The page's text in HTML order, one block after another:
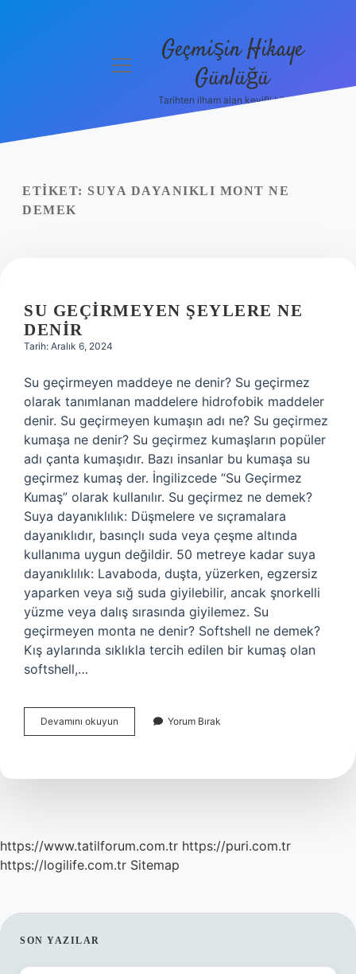
Yasal Uyarı
menüyü
Geçmişin Hikaye
Günlüğü
Tarihten ilham alan keyifli bilgiler!
ETIKET: SUYA DAYANIKLI MONT NE
DEMEK
SU GEÇIRMEYEN ŞEYLERE NE
DENIR
Tarih: Aralık 6, 2024
Su geçirmeyen maddeye ne denir? Su geçirmez
olarak tanımlanan maddelere hidrofobik maddeler
denir. Su geçirmeyen kumaşın adı ne? Su geçirmez
kumaşa ne denir? Su geçirmez kumaşların popüler
adı çanta kumaşıdır. Bazı insanlar bu kumaşa su
geçirmez kumaş der. İngilizcede “Su Geçirmez
Kumaş” olarak kullanılır. Su geçirmez ne demek?
Suya dayanıklılık: Düşmelere ve sıçramalara
dayanıklıdır, basınçlı suda veya çeşme altında
kullanıma uygun değildir. 50 metreye kadar suya
dayanıklılık: Lavaboda, duşta, yüzerken, egzersiz
yaparken veya sığ suda giyilebilir, ancak şnorkelli
yüzme veya dalış sırasında giyilemez. Su
geçirmeyen monta ne denir? Softshell ne demek?
Kış aylarında sıklıkla tercih edilen bir kumaş olan
softshell,…
Devamını okuyun
Geçirmeyen
Denir
Yorum Bırak
https://www.tatilforum.com.tr https://puri.com.tr
https://logilife.com.tr Sitemap
SIDEBAR
SON YAZILAR